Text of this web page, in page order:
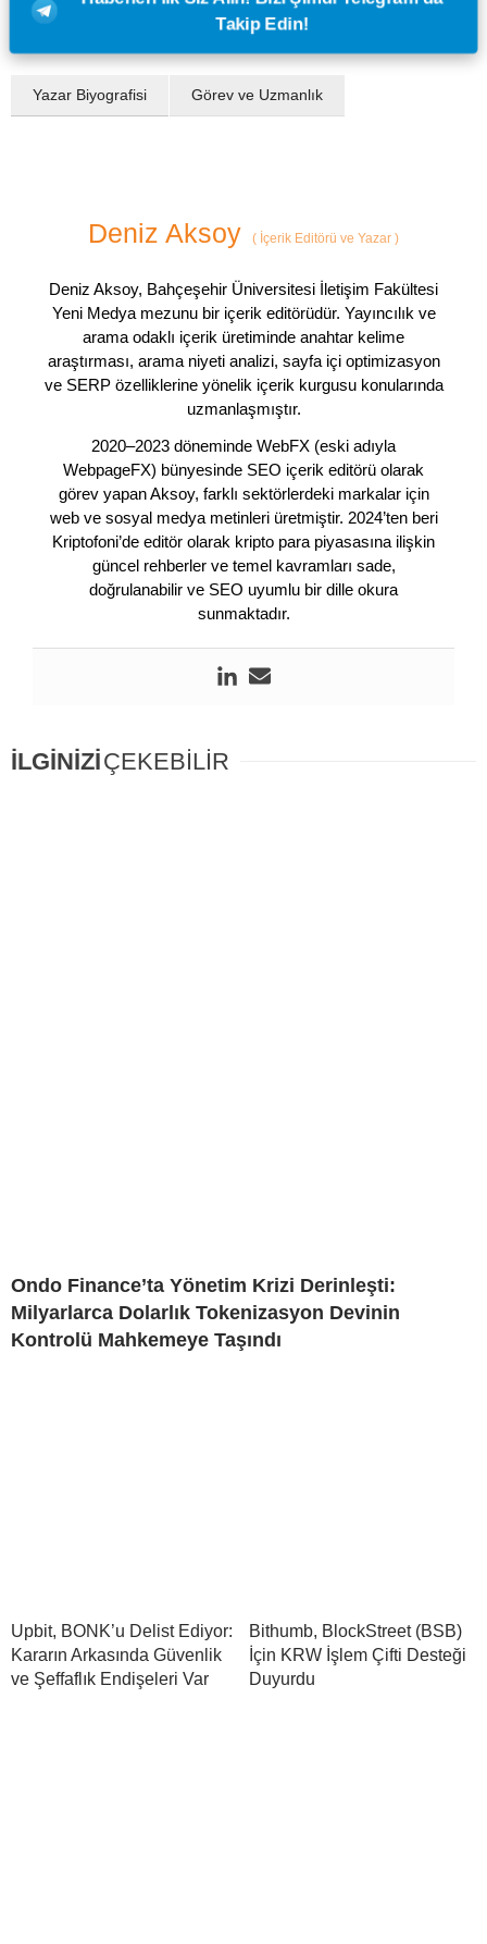
Takip Edin!
Yazar Biyografisi Görev ve Uzmanlık
Deniz Aksoy ( İçerik Editörü ve Yazar )
Deniz Aksoy, Bahçeşehir Üniversitesi İletişim Fakültesi
Yeni Medya mezunu bir içerik editörüdür. Yayıncılık ve
arama odaklı içerik üretiminde anahtar kelime
araştırması, arama niyeti analizi, sayfa içi optimizasyon
ve SERP özelliklerine yönelik içerik kurgusu konularında
uzmanlaşmıştır.
2020–2023 döneminde WebFX (eski adıyla
WebpageFX) bünyesinde SEO içerik editörü olarak
görev yapan Aksoy, farklı sektörlerdeki markalar için
web ve sosyal medya metinleri üretmiştir. 2024’ten beri
Kriptofoni’de editör olarak kripto para piyasasına ilişkin
güncel rehberler ve temel kavramları sade,
doğrulanabilir ve SEO uyumlu bir dille okura
sunmaktadır.
İLGİNİZİÇEKEBİLİR
Ondo Finance’ta Yönetim Krizi Derinleşti:
Milyarlarca Dolarlık Tokenizasyon Devinin
Kontrolü Mahkemeye Taşındı
Upbit, BONK’u Delist Ediyor:
Kararın Arkasında Güvenlik
ve Şeffaflık Endişeleri Var
Bithumb, BlockStreet (BSB)
İçin KRW İşlem Çifti Desteği
Duyurdu